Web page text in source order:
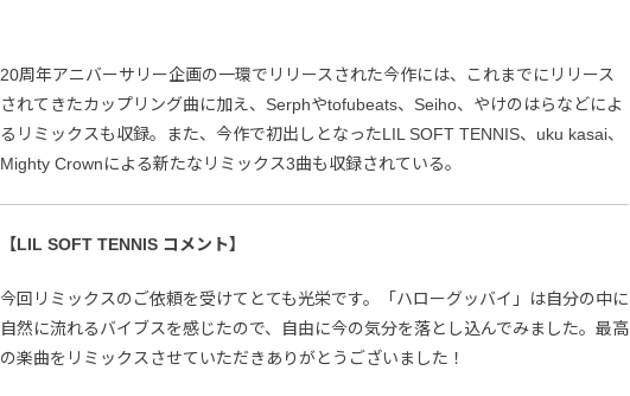
20周年アニバーサリー企画の一環でリリースされた今作には、これまでにリリース
されてきたカップリング曲に加え、Serphやtofubeats、Seiho、やけのはらなどによ
るリミックスも収録。また、今作で初出しとなったLIL SOFT TENNIS、uku kasai、
Mighty Crownによる新たなリミックス3曲も収録されている。
【LIL SOFT TENNIS コメント】
今回リミックスのご依頼を受けてとても光栄です。「ハローグッバイ」は自分の中に
自然に流れるバイブスを感じたので、自由に今の気分を落とし込んでみました。最高
の楽曲をリミックスさせていただきありがとうございました！